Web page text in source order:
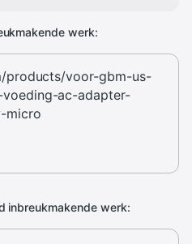
werk:
inbreukmakende werk: